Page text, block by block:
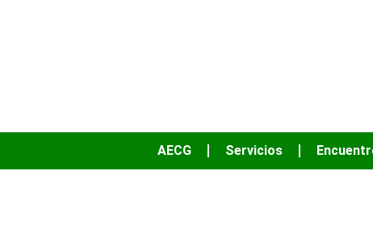
AECG Servicios